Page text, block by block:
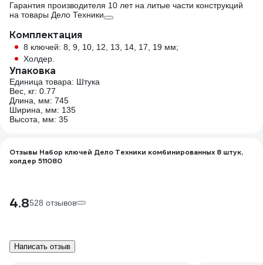
Гарантия производителя 10 лет на литые части конструкций
на товары Дело Техники
Комплектация
8 ключей: 8, 9, 10, 12, 13, 14, 17, 19 мм;
Холдер.
Упаковка
Единица товара: Штука
Вес, кг: 0.77
Длина, мм: 745
Ширина, мм: 135
Высота, мм: 35
Отзывы Набор ключей Дело Техники комбинированных 8 штук,
холдер 511080
4.8528 отзывов
Написать отзыв